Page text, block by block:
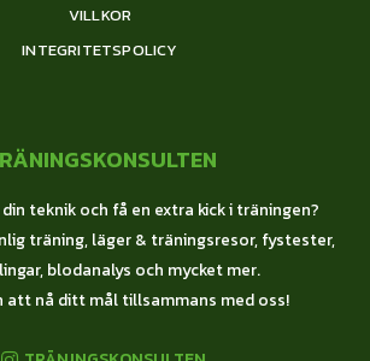
VILLKOR
INTEGRITETSPOLICY
teknik och få en extra kick i träningen?
träning, läger & träningsresor, fystester,
blodanalys och mycket mer.
att nå ditt mål tillsammans med oss!